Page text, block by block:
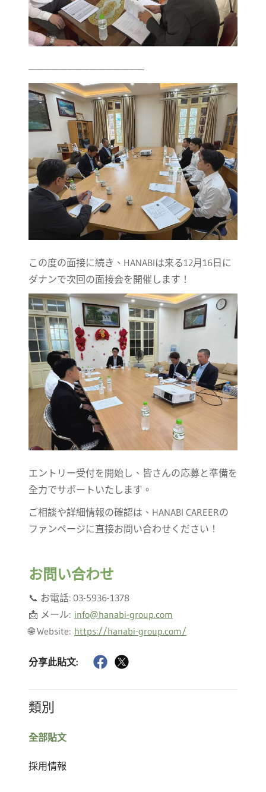
———————————————
この度の面接に続き、HANABIは来る12月16日に
ダナンで次回の面接会を開催します！
エントリー受付を開始し、皆さんの応募と準備を
全力でサポートいたします。
ご相談や詳細情報の確認は、HANABI CAREERの
ファンページに直接お問い合わせください！
お問い合わせ
📞 お電話: 03-5936-1378
📩 メール: info@hanabi-group.com
🌐 Website: https://hanabi-group.com/
分享此貼文:
類別
全部貼文
採用情報